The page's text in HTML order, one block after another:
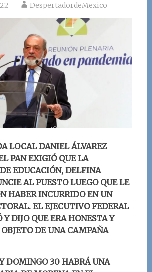
DespertadordeMexico
LOCAL DANIEL ÁLVAREZ
PAN EXIGIÓ QUE LA
EDUCACIÓN, DELFINA
AL PUESTO LUEGO QUE LE
HABER INCURRIDO EN UN
EL EJECUTIVO FEDERAL
Y DIJO QUE ERA HONESTA Y
OBJETO DE UNA CAMPAÑA
DOMINGO 30 HABRÁ UNA